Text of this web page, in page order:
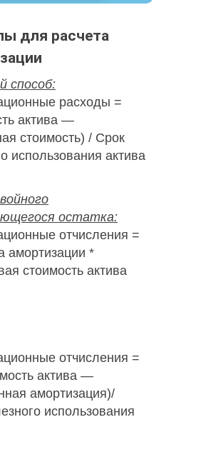
для расчета
способ:
расходы =
актива —
стоимость) / Срок
использования актива
остатка:
отчисления =
амортизации *
стоимость актива
отчисления =
актива —
амортизация)/
использования